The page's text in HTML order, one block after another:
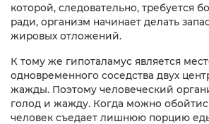
которой, следовательно, требуется
ради, организм начинает делать
жировых отложений.
К тому же гипоталамус является
одновременного соседства двух
жажды. Поэтому человеческий
голод и жажду. Когда можно
человек съедает лишнюю порцию